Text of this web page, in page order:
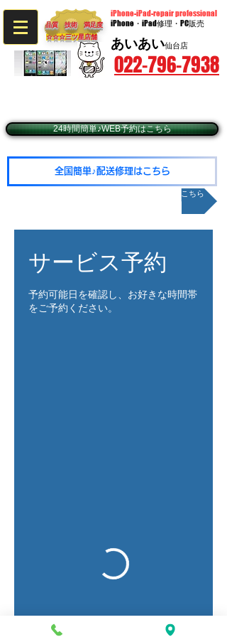
022-796-7938
☆☆☆​三ツ星店舗
品質 技術 満足度
iPhone-iPad-repair professional
iPhone・iPad修理・PC販売
あいあい仙台店
24時間簡単♪WEB予約はこちら
全国簡単♪配送修理はこちら
メールお問い合わせはこちら
サービス予約
予約可能日を確認し、お好きな時間帯
をご予約ください。